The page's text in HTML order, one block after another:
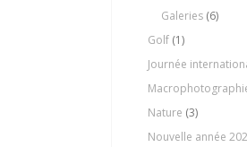
Galeries (6)
Golf (1)
Journée
Nature (3)
Nouvelle année